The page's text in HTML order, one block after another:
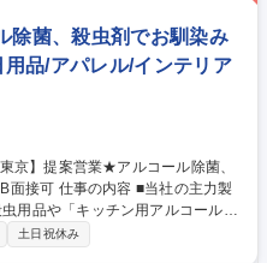
をトレーニング。十分な研修期間
の地力を固められます。 募集職
ロ好き歓迎】遊技機QAリーダー
除菌、殺虫剤でお馴染み
品/アパレル/インテリア
社の主力製
用品や「キッチン用アルコール除
提案営業です。 【具体的には】商
土日祝休み